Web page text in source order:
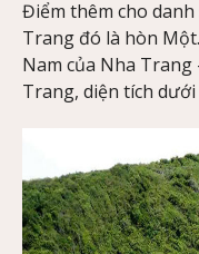
Điểm thêm cho danh
Trang đó là hòn
Nam của Nha
Trang, diện tích dưới